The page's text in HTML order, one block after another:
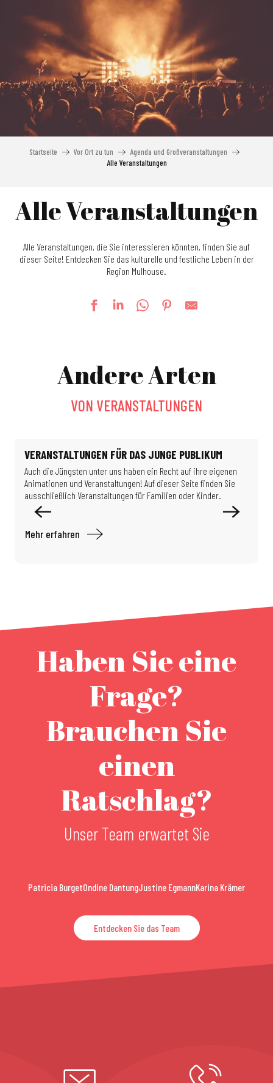
principal
Startseite Vor Ort zu tun
Agenda und Großveranstaltungen
Alle Veranstaltungen
Alle Veranstaltungen
Alle Veranstaltungen, die Sie interessieren könnten, finden Sie auf
dieser Seite! Entdecken Sie das kulturelle und festliche Leben in der
Region Mulhouse.
Detektivspiel: Die Wissenschaftler im Verborgenen
La Guinguette bascule
Ausstellung: So schöne Gebäude
Ausstellung: Limits of Control
La Gargote Motoco
Erlebniskabinen im Eisenbahnmuseum
Ausstellung Formel 1
Andere Arten
VON VERANSTALTUNGEN
VERANSTALTUNGEN FÜR DAS JUNGE PUBLIKUM
Auch die Jüngsten unter uns haben ein Recht auf ihre eigenen
Animationen und Veranstaltungen! Auf dieser Seite finden Sie
ausschließlich Veranstaltungen für Familien oder Kinder.
Mehr erfahren
Haben Sie eine
Frage?
Brauchen Sie
einen
Ratschlag?
Unser Team erwartet Sie
Patricia BurgetOndine DantungJustine EgmannKarina Krämer
Entdecken Sie das Team